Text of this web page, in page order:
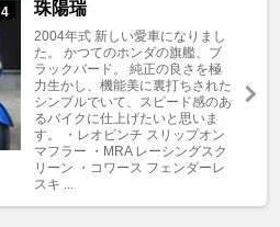
4 珠陽瑞
2004年式 新しい愛車になりまし
た。 かつてのホンダの旗艦、ブ
ラックバード。 純正の良さを極
力生かし、機能美に裏打ちされた
シンプルでいて、スピード感のあ
るバイクに仕上げたいと思いま
す。 ・レオビンチ スリップオン
マフラー ・MRA レーシングスク
リーン ・コワース フェンダーレ
スキ ...